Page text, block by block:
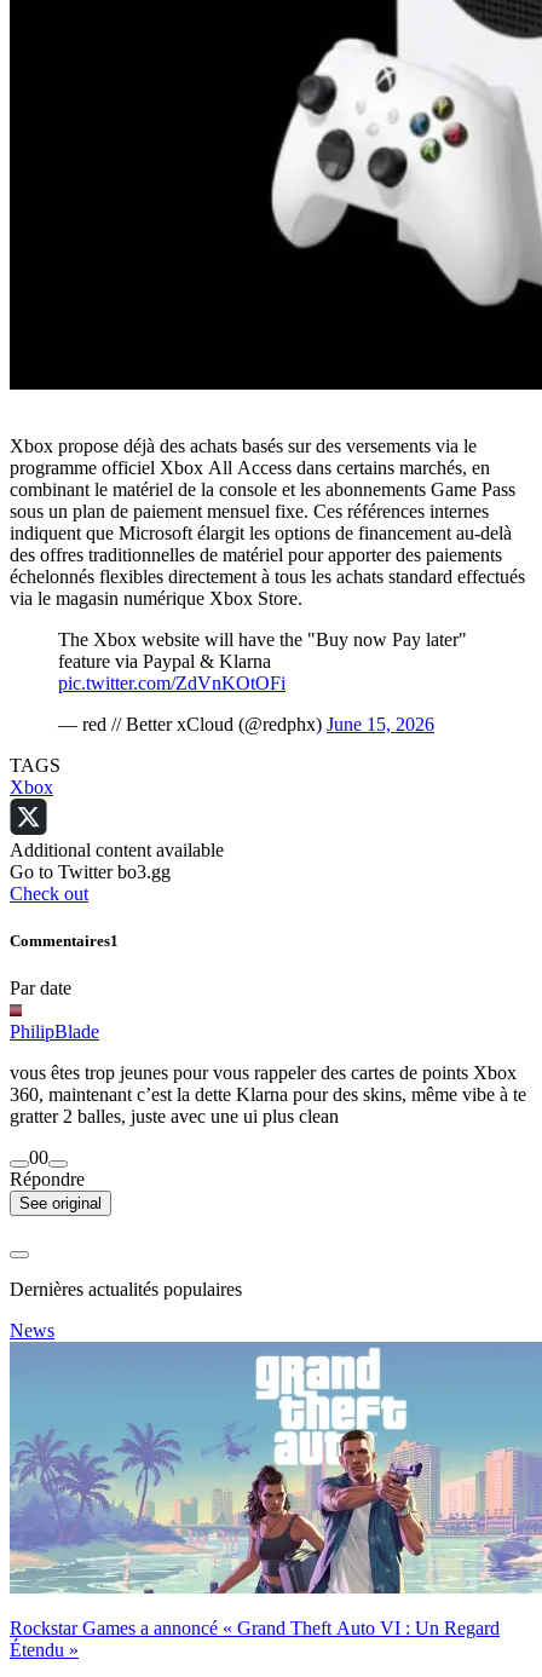
Xbox propose déjà des achats basés sur des versements via le
programme officiel Xbox All Access dans certains marchés, en
combinant le matériel de la console et les abonnements Game Pass
sous un plan de paiement mensuel fixe. Ces références internes
indiquent que Microsoft élargit les options de financement au-delà
des offres traditionnelles de matériel pour apporter des paiements
échelonnés flexibles directement à tous les achats standard effectués
via le magasin numérique Xbox Store.
The Xbox website will have the "Buy now Pay later"
feature via Paypal & Klarna
pic.twitter.com/ZdVnKOtOFi
— red // Better xCloud (@redphx) June 15, 2026
TAGS
Xbox
Additional content available
Go to Twitter bo3.gg
Check out
Commentaires1
Par date
PhilipBlade
vous êtes trop jeunes pour vous rappeler des cartes de points Xbox
360, maintenant c’est la dette Klarna pour des skins, même vibe à te
gratter 2 balles, juste avec une ui plus clean
00
Répondre
See original
Dernières actualités populaires
News
Rockstar Games a annoncé « Grand Theft Auto VI : Un Regard
Étendu »